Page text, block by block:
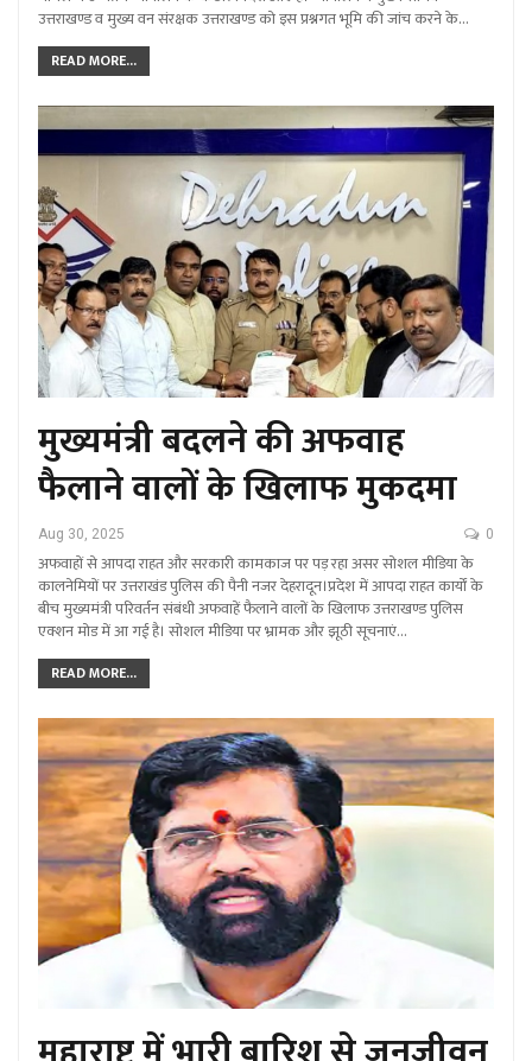
उत्तराखण्ड व मुख्य वन संरक्षक उत्तराखण्ड को इस प्रश्नगत भूमि की जांच करने के…
READ MORE...
मुख्यमंत्री बदलने की अफवाह
फैलाने वालों के खिलाफ मुकदमा
Aug 30, 2025 0
अफवाहों से आपदा राहत और सरकारी कामकाज पर पड़ रहा असर सोशल मीडिया के
कालनेमियों पर उत्तराखंड पुलिस की पैनी नजर देहरादून।प्रदेश में आपदा राहत कार्यों के
बीच मुख्यमंत्री परिवर्तन संबंधी अफवाहें फैलाने वालों के खिलाफ उत्तराखण्ड पुलिस
एक्शन मोड में आ गई है। सोशल मीडिया पर भ्रामक और झूठी सूचनाएं…
READ MORE...